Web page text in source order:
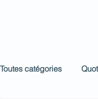
Toutes catégories